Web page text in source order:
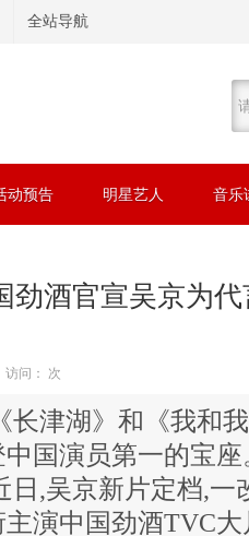
全站导航
动预告 明星艺人 音乐
劲酒官宣吴京为
问： 次
津湖》和《我和我
国演员第一的宝
日,吴京新片定档,一
中国劲酒TVC大